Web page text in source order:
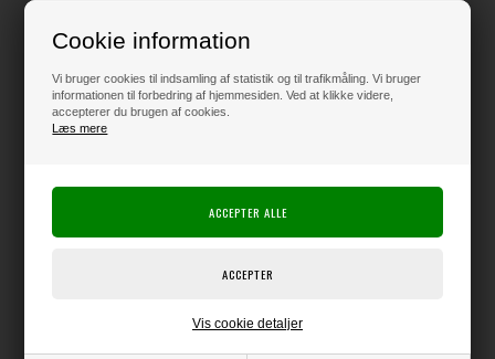
Cookie information
Vi bruger cookies til indsamling af statistik og til trafikmåling. Vi bruger
informationen til forbedring af hjemmesiden. Ved at klikke videre,
accepterer du brugen af cookies.
Læs mere
Vis cookie detaljer
Varen er på lager
Producentens varenr.:
nuancer.